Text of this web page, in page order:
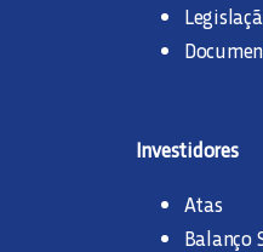
Investidores
Atas
Balanço